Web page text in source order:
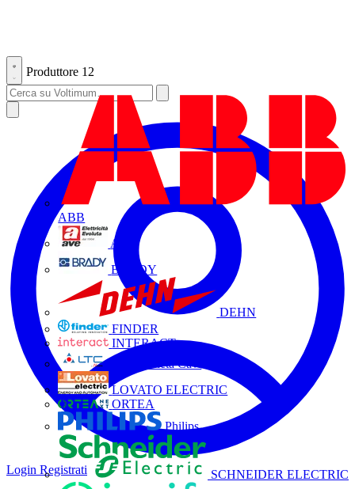
Produttore 12
ABB
AVE
BRADY
DEHN
FINDER
INTERACT
La Triveneta Cavi
LOVATO ELECTRIC
ORTEA
Philips
SCHNEIDER ELECTRIC
Login Registrati